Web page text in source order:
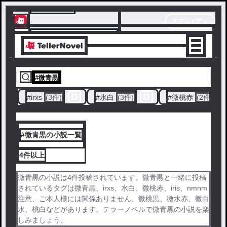
テラーノベル
アプリでサクサク楽しめる
#微青黒
#irxs (3件) #水白 (3件) #微桃赤 (2件)
#微青黒の小説一覧
4件以上
微青黒の小説は4件投稿されています。微青黒と一緒に投稿
されているタグは微青黒、irxs、水白、微桃赤、iris、nmnm
注意、ご本人様には関係ありません、微桃黒、微水赤、微白
水、桃白などがあります。テラーノベルで微青黒の小説を楽
しみましょう。